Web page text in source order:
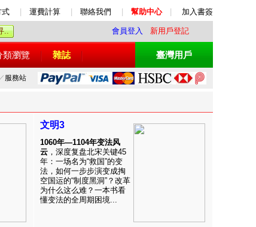
式 運費計算 聯絡我們 幫助中心 加入書簽
會員登入 新用戶登記
類瀏覽 雜誌 臺灣用戶
服務站
文明3
1060年—1104年变法风
云 ，深度复盘北宋关键45
年：一场名为“救国”的变
法，如何一步步演变成掏
空国运的“制度黑洞”？改革
为什么这么难？一本书看
懂变法的全周期困境...